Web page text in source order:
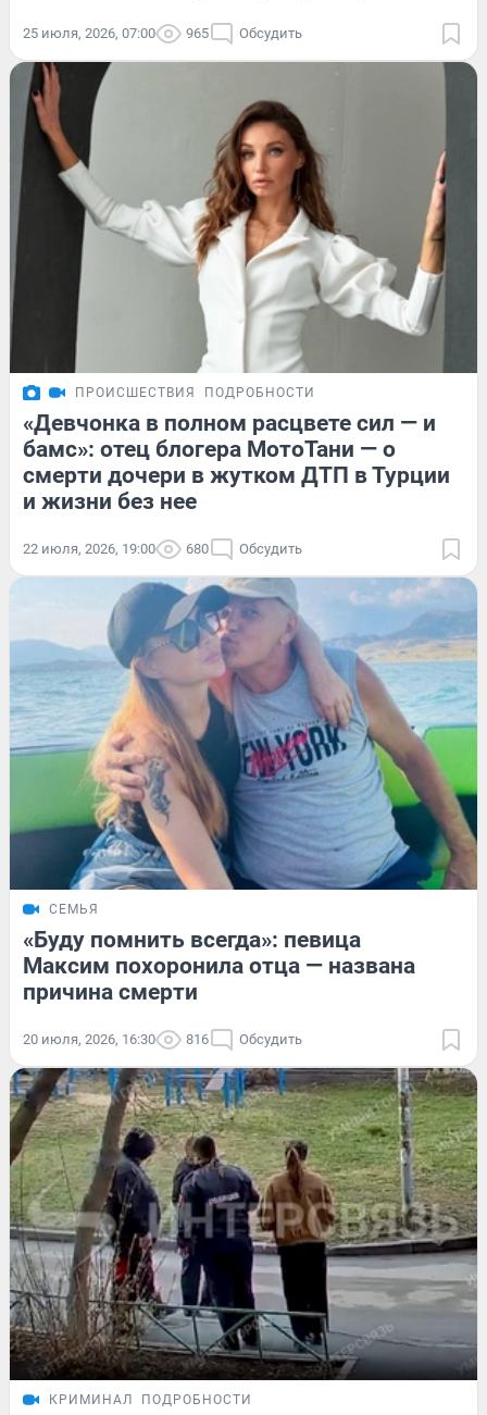
25 июля, 2026, 07:00 965 Обсудить
ПРОИСШЕСТВИЯ ПОДРОБНОСТИ
«Девчонка в полном расцвете сил — и
бамс»: отец блогера МотоТани — о
смерти дочери в жутком ДТП в Турции
и жизни без нее
22 июля, 2026, 19:00 680 Обсудить
СЕМЬЯ
«Буду помнить всегда»: певица
Максим похоронила отца — названа
причина смерти
20 июля, 2026, 16:30 816 Обсудить
КРИМИНАЛ ПОДРОБНОСТИ